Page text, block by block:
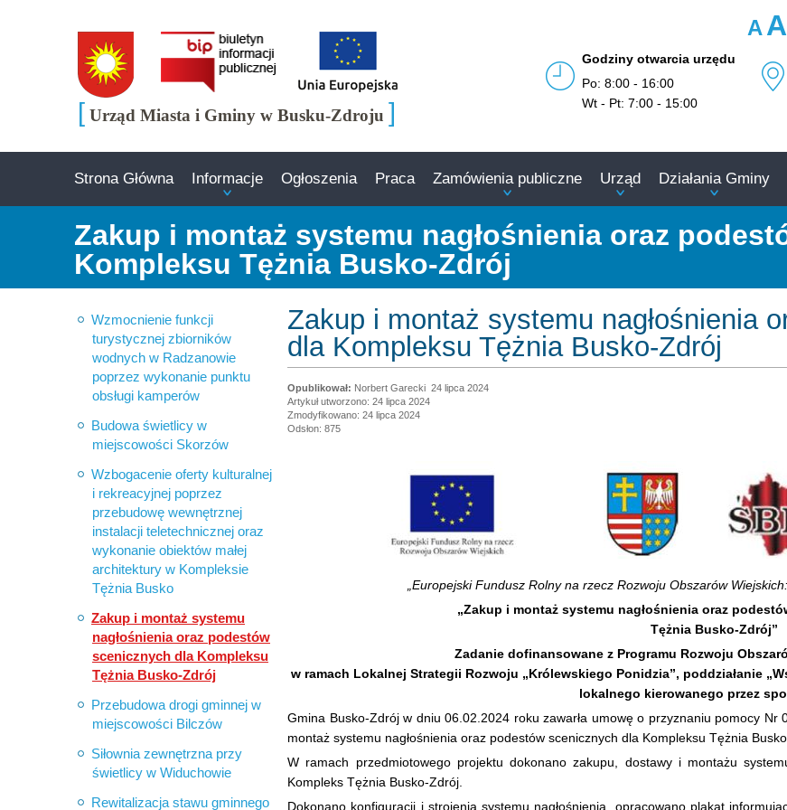
AA
[ Urząd Miasta i Gminy w Busku-Zdroju ]
Godziny otwarcia urzędu
Po: 8:00 - 16:00
Wt - Pt: 7:00 - 15:00
Strona Główna Informacje Ogłoszenia Praca Zamówienia publiczne Urząd Działania Gminy
Wzmocnienie funkcji
turystycznej zbiorników
wodnych w Radzanowie
poprzez wykonanie punktu
obsługi kamperów
Budowa świetlicy w
miejscowości Skorzów
Wzbogacenie oferty kulturalnej
i rekreacyjnej poprzez
przebudowę wewnętrznej
instalacji teletechnicznej oraz
wykonanie obiektów małej
architektury w Kompleksie
Tężnia Busko
Zakup i montaż systemu
nagłośnienia oraz podestów
scenicznych dla Kompleksu
Tężnia Busko-Zdrój
Przebudowa drogi gminnej w
miejscowości Bilczów
Siłownia zewnętrzna przy
świetlicy w Widuchowie
Rewitalizacja stawu gminnego
Zakup i montaż systemu nagłośnienia oraz
Kompleksu Tężnia Busko-Zdrój
Zakup i montaż systemu nagłośnienia
dla Kompleksu Tężnia Busko-Zdrój
Norbert Garecki 24 lipca 2024
Artykuł utworzono: 24 lipca 2024
Zmodyfikowano: 24 lipca 2024
Odsłon: 875
„Europejski Fundusz Rolny na rzecz Rozwoju Obszarów
„Zakup i montaż systemu nagłośnienia oraz
Tężnia Busko-Zdrój”
Zadanie dofinansowane z Programu Rozwoju
w ramach Lokalnej Strategii Rozwoju „Królewskiego Ponidzia”, poddziałanie
lokalnego kierowanego przez
Gmina Busko-Zdrój w dniu 06.02.2024 roku zawarła umowę o przyznaniu pomocy
montaż systemu nagłośnienia oraz podestów scenicznych dla Kompleksu Tężnia
W ramach przedmiotowego projektu dokonano zakupu, dostawy i montażu
Kompleks Tężnia Busko-Zdrój.
Dokonano konfiguracji i strojenia systemu nagłośnienia, opracowano plakat